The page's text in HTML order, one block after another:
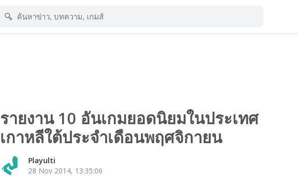
รายงาน 10 อันเกมยอดนิยมในประเทศ
เกาหลีใต้ประจำเดือนพฤศจิกายน
Playulti
28 Nov 2014, 13:35:06